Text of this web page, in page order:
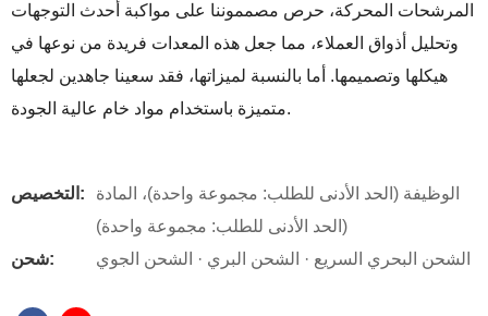
المرشحات المحركة، حرص مصمموننا على مواكبة أحدث التوجهات
وتحليل أذواق العملاء، مما جعل هذه المعدات فريدة من نوعها في
هيكلها وتصميمها. أما بالنسبة لميزاتها، فقد سعينا جاهدين لجعلها
متميزة باستخدام مواد خام عالية الجودة.
التخصيص:
الوظيفة (الحد الأدنى للطلب: مجموعة واحدة)، المادة
(الحد الأدنى للطلب: مجموعة واحدة)
شحن:
الشحن البحري السريع · الشحن البري · الشحن الجوي